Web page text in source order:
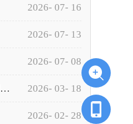
2026- 07- 16
2026- 07- 13
2026- 07- 08
林武在威海调研并宣讲全国两会精神、督导学习教育开展情况时强调 在研究新情况解决新问题上下功夫 着力促进经济社会平稳健康发展 2026- 03- 18
2026- 02- 28